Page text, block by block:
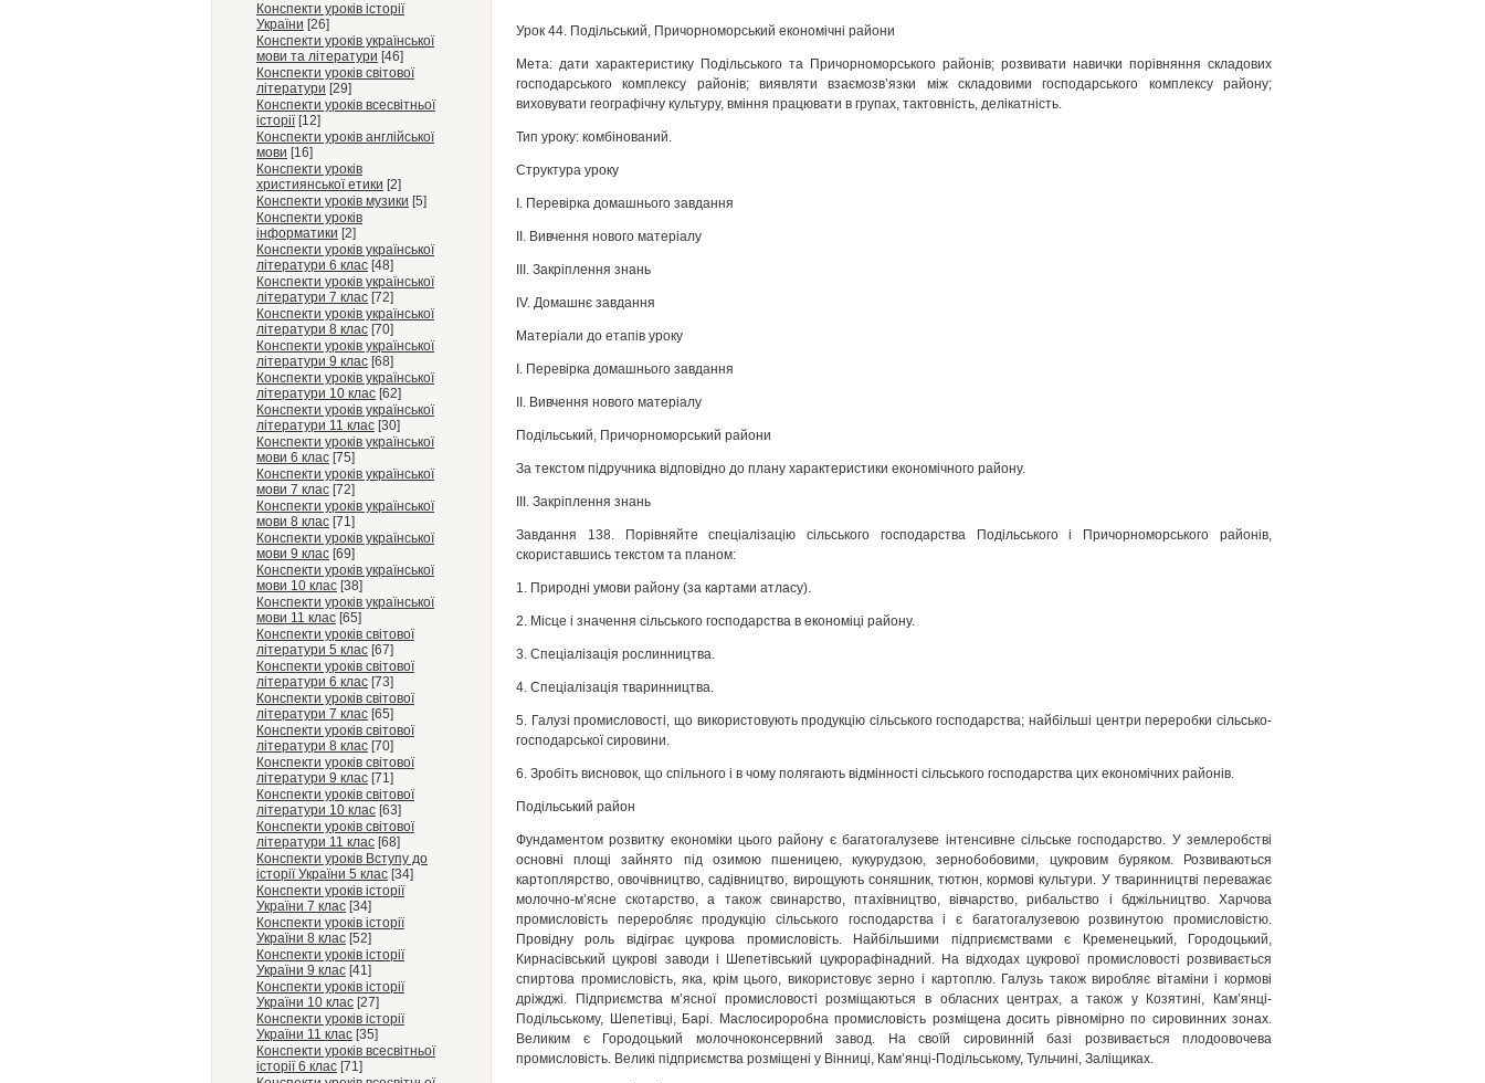
Конспекти уроків історії
України [26]
Конспекти уроків української
мови та літератури [46]
Конспекти уроків світової
літератури [29]
Конспекти уроків всесвітньої
історії [12]
Конспекти уроків англійської
мови [16]
Конспекти уроків
християнської етики [2]
Конспекти уроків музики [5]
Конспекти уроків
інформатики [2]
Конспекти уроків української
літератури 6 клас [48]
Конспекти уроків української
літератури 7 клас [72]
Конспекти уроків української
літератури 8 клас [70]
Конспекти уроків української
літератури 9 клас [68]
Конспекти уроків української
літератури 10 клас [62]
Конспекти уроків української
літератури 11 клас [30]
Конспекти уроків української
мови 6 клас [75]
Конспекти уроків української
мови 7 клас [72]
Конспекти уроків української
мови 8 клас [71]
Конспекти уроків української
мови 9 клас [69]
Конспекти уроків української
мови 10 клас [38]
Конспекти уроків української
мови 11 клас [65]
Конспекти уроків світової
літератури 5 клас [67]
Конспекти уроків світової
літератури 6 клас [73]
Конспекти уроків світової
літератури 7 клас [65]
Конспекти уроків світової
літератури 8 клас [70]
Конспекти уроків світової
літератури 9 клас [71]
Конспекти уроків світової
літератури 10 клас [63]
Конспекти уроків світової
літератури 11 клас [68]
Конспекти уроків Вступу до
історії України 5 клас [34]
Конспекти уроків історії
України 7 клас [34]
Конспекти уроків історії
України 8 клас [52]
Конспекти уроків історії
України 9 клас [41]
Конспекти уроків історії
України 10 клас [27]
Конспекти уроків історії
України 11 клас [35]
Конспекти уроків всесвітньої
історії 6 клас [71]
Урок 44. Подільський, Причорноморський економічні райони
Мета: дати характеристику Подільського та Причорно­морського районів; розвивати навички порівняння складових
господарського комплексу районів; виявляти взаємозв’язки між складовими господарського комплексу району;
виховувати географічну культуру, вміння працювати в групах, тактовність, делікатність.
Тип уроку: комбінований.
Структура уроку
I. Перевірка домашнього завдання
II. Вивчення нового матеріалу
ІІІ. Закріплення знань
ІV. Домашнє завдання
Матеріали до етапів уроку
I. Перевірка домашнього завдання
II. Вивчення нового матеріалу
Подільський, Причорноморський райони
За текстом підручника відповідно до плану характеристики економічного району.
ІІІ. Закріплення знань
Завдання 138. Порівняйте спеціалізацію сільського господар­ства Подільського і Причорноморського районів,
скориставшись текстом та планом:
1. Природні умови району (за картами атласу).
2. Місце і значення сільського господарства в економіці райо­ну.
3. Спеціалізація рослинництва.
4. Спеціалізація тваринництва.
5. Галузі промисловості, що використовують продукцію сіль­ського господарства; найбільші центри переробки сільсько­
господарської сировини.
6. Зробіть висновок, що спільного і в чому полягають відмінності сільського господарства цих економічних районів.
Подільський район
Фундаментом розвитку економіки цього району є багатога­лузеве інтенсивне сільське господарство. У землеробстві
основні площі зайнято під озимою пшеницею, кукурудзою, зернобобовими, цукровим буряком. Розвиваються
картоплярство, овочівництво, садівництво, вирощують соняшник, тютюн, кормові культури. У тваринництві переважає
молочно-м’ясне скотарство, а також свинарство, птахівництво, вівчарство, рибальство і бджільництво. Харчова
промисловість переробляє продукцію сільського госпо­дарства і є багатогалузевою розвинутою промисловістю.
Провідну роль відіграє цукрова промисловість. Найбільшими підприєм­ствами є Кременецький, Городоцький,
Кирнасівський цукрові заводи і Шепетівський цукрорафінадний. На відходах цукрової промисловості розвивається
спиртова промисловість, яка, крім цього, використовує зерно і картоплю. Галузь також виробляє вітаміни і кормові
дріжджі. Підприємства м’ясної промисловості розміщаються в обласних центрах, а також у Козятині, Кам’янці-
Подільському, Шепетівці, Барі. Маслосироробна промисловість розміщена досить рівномірно по сировинних зонах.
Великим є Городоцький молочноконсервний завод. На своїй сировинній базі розвивається плодоовочева
промисловість. Великі підпри­ємства розміщені у Вінниці, Кам’янці-Подільському, Тульчині, Заліщиках.